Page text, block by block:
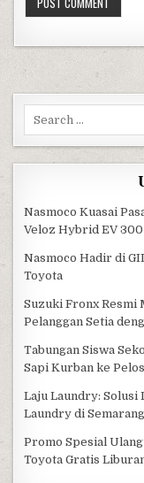
Nasmoco Kuasai
Veloz Hybrid EV
Nasmoco Hadir di
Toyota
Suzuki Fronx Resmi
Pelanggan Setia
Tabungan Siswa
Sapi Kurban ke
Laju Laundry: Solusi
Laundry di Semarang
Promo Spesial
Toyota Gratis